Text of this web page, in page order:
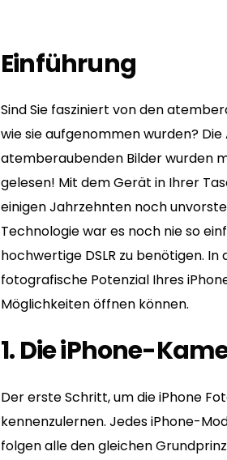
Einführung
Sind Sie fasziniert von den
wie sie aufgenommen wurden?
atemberaubenden Bilder wurden
gelesen! Mit dem Gerät in Ihrer
einigen Jahrzehnten noch
Technologie war es noch nie so
hochwertige DSLR zu benötigen.
fotografische Potenzial Ihres
Möglichkeiten öffnen können.
1. Die iPhone-
Der erste Schritt, um die iPhone
kennenzulernen. Jedes iPhone-
folgen alle den gleichen